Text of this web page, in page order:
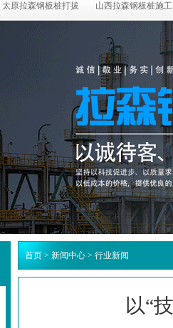
太原拉森钢板桩打拔 山西拉森钢板桩施工
首页 > 新闻中心 > 行业新闻
以“